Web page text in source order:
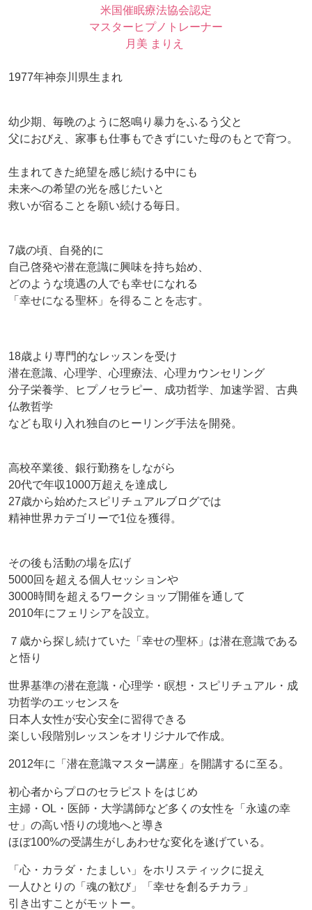
米国催眠療法協会認定
マスターヒプノトレーナー
月美 まりえ
1977年神奈川県生まれ
幼少期、毎晩のように怒鳴り暴力をふるう父と
父におびえ、家事も仕事もできずにいた母のもとで育つ。
生まれてきた絶望を感じ続ける中にも
未来への希望の光を感じたいと
救いが宿ることを願い続ける毎日。
7歳の頃、自発的に
自己啓発や潜在意識に興味を持ち始め、
どのような境遇の人でも幸せになれる
「幸せになる聖杯」を得ることを志す。
18歳より専門的なレッスンを受け
潜在意識、心理学、心理療法、心理カウンセリング
分子栄養学、ヒプノセラピー、成功哲学、加速学習、古典
仏教哲学
なども取り入れ独自のヒーリング手法を開発。
高校卒業後、銀行勤務をしながら
20代で年収1000万超えを達成し
27歳から始めたスピリチュアルブログでは
精神世界カテゴリーで1位を獲得。
その後も活動の場を広げ
5000回を超える個人セッションや
3000時間を超えるワークショップ開催を通して
2010年にフェリシアを設立。
７歳から探し続けていた「幸せの聖杯」は潜在意識である
と悟り
世界基準の潜在意識・心理学・瞑想・スピリチュアル・成
功哲学のエッセンスを
日本人女性が安心安全に習得できる
楽しい段階別レッスンをオリジナルで作成。
2012年に「潜在意識マスター講座」を開講するに至る。
初心者からプロのセラピストをはじめ
主婦・OL・医師・大学講師など多くの女性を「永遠の幸
せ」の高い悟りの境地へと導き
ほぼ100%の受講生がしあわせな変化を遂げている。
「心・カラダ・たましい」をホリスティックに捉え
一人ひとりの「魂の歓び」「幸せを創るチカラ」
引き出すことがモットー。